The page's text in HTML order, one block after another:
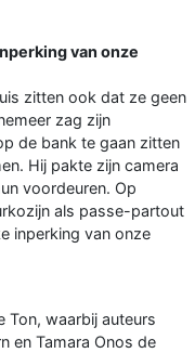
van onze
zitten ook dat ze geen
zag zijn
de bank te gaan zitten
Hij pakte zijn camera
voordeuren. Op
als passe-partout
inperking van onze
Ton, waarbij auteurs
en Tamara Onos de